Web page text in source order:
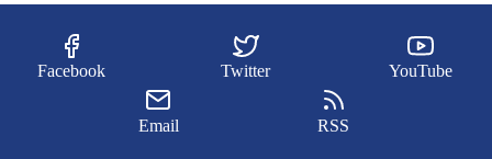
Facebook Twitter YouTube
Email RSS